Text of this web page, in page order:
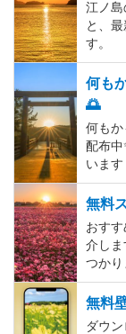
江ノ島
と、
す。
何も
🌅
何も
配布
います
無料
おす
介しま
つかり
無料
ダウ